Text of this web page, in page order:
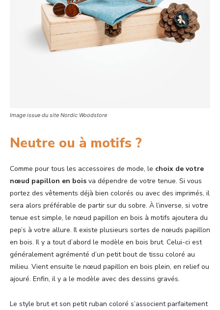
Image issue du site Nordic Woodstore
Neutre ou à motifs ?
Comme pour tous les accessoires de mode, le choix de votre
nœud papillon en bois va dépendre de votre tenue. Si vous
portez des vêtements déjà bien colorés ou avec des imprimés, il
sera alors préférable de partir sur du sobre. À l’inverse, si votre
tenue est simple, le nœud papillon en bois à motifs ajoutera du
pep’s à votre allure. Il existe plusieurs sortes de nœuds papillon
en bois. Il y a tout d’abord le modèle en bois brut. Celui-ci est
généralement agrémenté d’un petit bout de tissu coloré au
milieu. Vient ensuite le nœud papillon en bois plein, en relief ou
ajouré. Enfin, il y a le modèle avec des dessins gravés.
Le style brut et son petit ruban coloré s’associent parfaitement